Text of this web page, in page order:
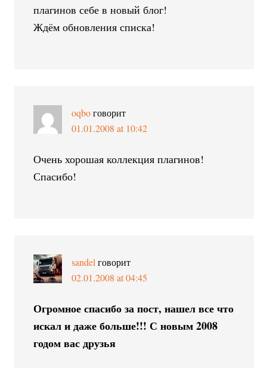
плагинов себе в новый блог!
Ждём обновления списка!
oqbo говорит
01.01.2008 at 10:42
Очень хорошая коллекция плагинов!
Спасибо!
sandel говорит
02.01.2008 at 04:45
Огромное спасибо за пост, нашел все что
искал и даже больше!!! С новым 2008
годом вас друзья